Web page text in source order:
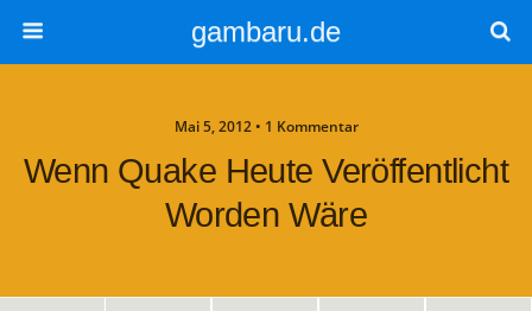
gambaru.de
Mai 5, 2012 • 1 Kommentar
Wenn Quake Heute Veröffentlicht
Worden Wäre